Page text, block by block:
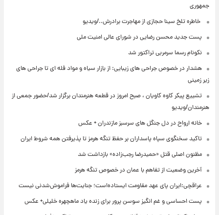
جمهوری
⁨ خاطره تلخ سینا حجازی از مهاجرت برادرش../ویدیو
پست جدید محسن رضایی در شورای عالی امنیت ملی
نکونام رسما سرمربی تراکتور شد
هشدار در خصوص جراحی های زیبایی: از بازار سیاه و مواد فله ای تا جراحی های
زیر زمینی
تشییع پیکر کاوه کاویان ، صبح امروز در قطعه هنرمندان برگزار شد/حضور جمعی از
هنرمندان/ویدیو
خانه ارواح در دل جنگل های سرسبز مازندران + عکس
تاکید سخنگوی سپاه پاسداران بر حفظ تنگه هرمز تا پذیرفتن همه شروط ایران
مظنون اصلی قتل «حمیدرضا رجب‌زاده» بازداشت شد
آخرین وضعیت از تفاهم با عمان در خصوص تنگه هرمز
عراقچی:ایران پای عهد مقاومت ایستاده‌است؛ جنایت‌ها فراموش‌شدنی نیست
پست احساسی و غم انگیز سوسن پرور برای زنده یاد ماهچهره خلیلی+ عکس